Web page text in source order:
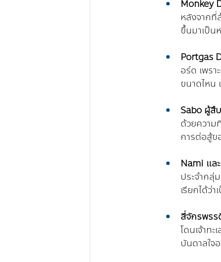
Monkey
หลังจากที่
ขึ้นมาเป็น
Portgas
อร์ด เพร
ขนาดไหน
Sabo ผู้สื
ด้วยความ
การต่อสู้
Nami แล
ประจำกลุ่
เรียกได้ว่
สี่จักรพร
โดนเจ้าท
บันดาลใจ